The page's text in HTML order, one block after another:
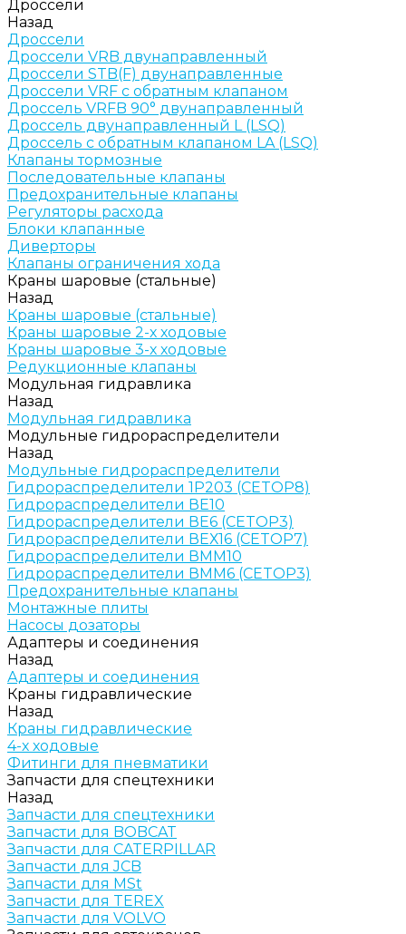
Дроссели
Назад
Дроссели
Дроссели VRB двунаправленный
Дроссели STB(F) двунаправленные
Дроссели VRF с обратным клапаном
Дроссель VRFB 90° двунаправленный
Дроссель двунаправленный L (LSQ)
Дроссель с обратным клапаном LA (LSQ)
Клапаны тормозные
Последовательные клапаны
Предохранительные клапаны
Регуляторы расхода
Блоки клапанные
Диверторы
Клапаны ограничения хода
Краны шаровые (стальные)
Назад
Краны шаровые (стальные)
Краны шаровые 2-х ходовые
Краны шаровые 3-х ходовые
Редукционные клапаны
Модульная гидравлика
Назад
Модульная гидравлика
Модульные гидрораспределители
Назад
Модульные гидрораспределители
Гидрораспределители 1Р203 (CETOP8)
Гидрораспределители ВЕ10
Гидрораспределители ВЕ6 (CETOP3)
Гидрораспределители ВЕХ16 (CETOP7)
Гидрораспределители ВММ10
Гидрораспределители ВММ6 (CETOP3)
Предохранительные клапаны
Монтажные плиты
Насосы дозаторы
Адаптеры и соединения
Назад
Адаптеры и соединения
Краны гидравлические
Назад
Краны гидравлические
4-х ходовые
Фитинги для пневматики
Запчасти для спецтехники
Назад
Запчасти для спецтехники
Запчасти для BOBCAT
Запчасти для CATERPILLAR
Запчасти для JCB
Запчасти для MSt
Запчасти для TEREX
Запчасти для VOLVO